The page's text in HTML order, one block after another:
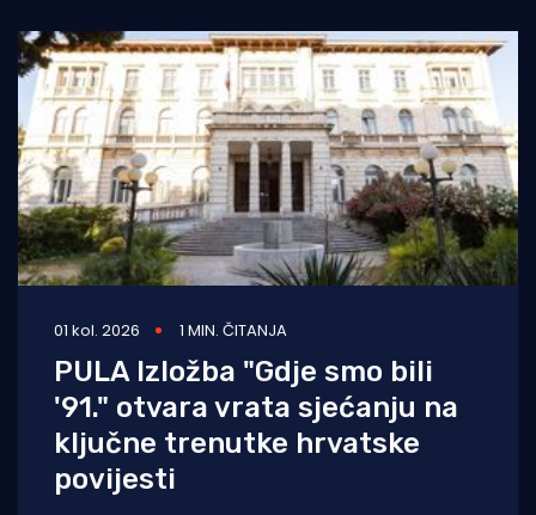
01 kol. 2026 1 MIN. ČITANJA
PULA Izložba "Gdje smo bili
'91." otvara vrata sjećanju na
ključne trenutke hrvatske
povijesti